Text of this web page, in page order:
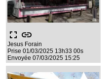
fullscreen link
Jesus Forain
Prise 01/03/2025 13h33 00s
Envoyée 07/03/2025 15:25